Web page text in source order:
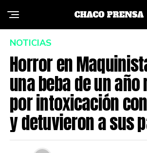
NOTICIAS
Horror en
una beba de un
por intoxicación
y detuvieron a sus